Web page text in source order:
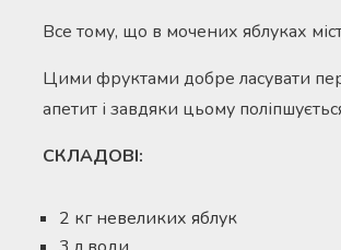
Все тому, що в мочених яблуках
Цими фруктами добре ласувати
апетит і завдяки цьому
СКЛАДОВІ:
2 кг невеликих яблук